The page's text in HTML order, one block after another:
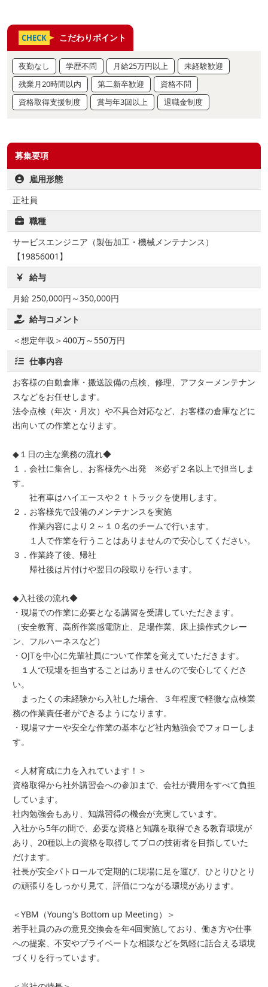
CHECK こだわりポイント
夜勤なし 学歴不問 月給25万円以上
未経験歓迎
残業月20時間以内
第二新卒歓迎
資格不問
資格取得支援制度
賞与年3回以上 退職金制度
募集要項
雇用形態
正社員
職種
サービスエンジニア（製缶加工・機械メンテナンス）
【19856001】
給与
月給 250,000円～350,000円
給与コメント
＜想定年収＞400万～550万円
仕事内容
お客様の自動倉庫・搬送設備の点検、修理、アフターメンテナン
スなどをお任せします。
法令点検（年次・月次）や不具合対応など、お客様の倉庫などに
出向いての作業となります。
◆１日の主な業務の流れ◆
１．会社に集合し、お客様先へ出発 ※必ず２名以上で担当しま
す。
社有車はハイエースや２ｔトラックを使用します。
２．お客様先で設備のメンテナンスを実施
作業内容により２～１０名のチームで行います。
１人で作業を行うことはありませんので安心してください。
３．作業終了後、帰社
帰社後は片付けや翌日の段取りを行います。
◆入社後の流れ◆
・現場での作業に必要となる講習を受講していただきます。
（安全教育、高所作業感電防止、足場作業、床上操作式クレー
ン、フルハーネスなど）
・OJTを中心に先輩社員について作業を覚えていただきます。
１人で現場を担当することはありませんので安心してくださ
い。
まったくの未経験から入社した場合、３年程度で軽微な点検業
務の作業責任者ができるようになります。
・現場マナーや安全な作業の基本など社内勉強会でフォローしま
す。
＜人材育成に力を入れています！＞
資格取得から社外講習会への参加まで、会社が費用をすべて負担
しています。
社内勉強会もあり、知識習得の機会が充実しています。
入社から5年の間で、必要な資格と知識を取得できる教育環境が
あり、20種以上の資格を取得してプロの技術者を目指していた
だけます。
社長が安全パトロールで定期的に現場に足を運び、ひとりひとり
の頑張りをしっかり見て、評価につながる環境があります。
＜YBM（Young's Bottom up Meeting）＞
若手社員のみの意見交換会を年4回実施しており、働き方や仕事
への提案、不安やプライベートな相談などを気軽に話合える環境
づくりを行っています。